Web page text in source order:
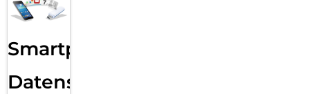
Smartphone
Datensicherung